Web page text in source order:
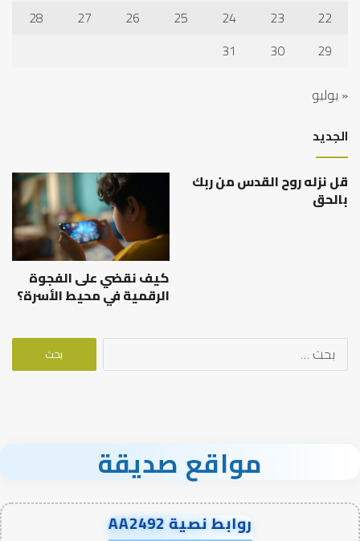
22
23
24
25
26
27
28
29
30
31
« يوليو
الجديد
قل نزله روح القدس من ربك
بالحق
كيف نقضي على الفجوة
الرقمية في محيط الأسرة؟
البحث
مواقع صديقة
روابط نصية AA2492